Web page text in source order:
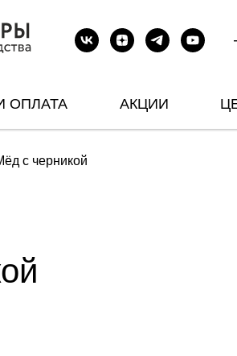
ОПЛАТА АКЦИИ
с черникой